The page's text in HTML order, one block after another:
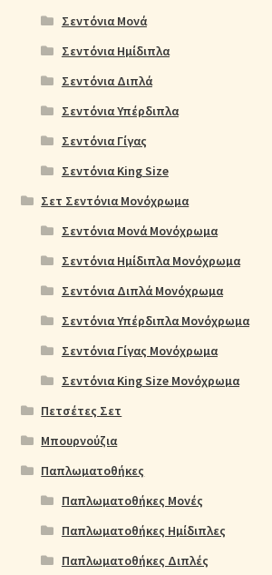
Σεντόνια Μονά
Σεντόνια Ημίδιπλα
Σεντόνια Διπλά
Σεντόνια Υπέρδιπλα
Σεντόνια Γίγας
Σεντόνια King Size
Σετ Σεντόνια Μονόχρωμα
Σεντόνια Μονά Μονόχρωμα
Σεντόνια Ημίδιπλα Μονόχρωμα
Σεντόνια Διπλά Μονόχρωμα
Σεντόνια Υπέρδιπλα Μονόχρωμα
Σεντόνια Γίγας Μονόχρωμα
Σεντόνια King Size Μονόχρωμα
Πετσέτες Σετ
Μπουρνούζια
Παπλωματοθήκες
Παπλωματοθήκες Μονές
Παπλωματοθήκες Ημίδιπλες
Παπλωματοθήκες Διπλές